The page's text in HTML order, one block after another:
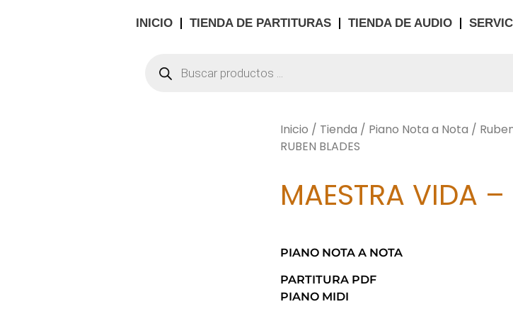
INICIO TIENDA DE PARTITURAS TIENDA DE AUDIO
Inicio / Tienda / Piano Nota a Nota /
RUBEN BLADES
MAESTRA VIDA –
PIANO NOTA A NOTA
PARTITURA PDF
PIANO MIDI